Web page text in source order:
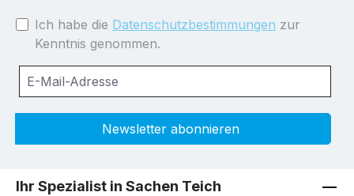
Ich habe die Datenschutzbestimmungen zur
Kenntnis genommen.
Newsletter abonnieren
Ihr Spezialist in Sachen Teich